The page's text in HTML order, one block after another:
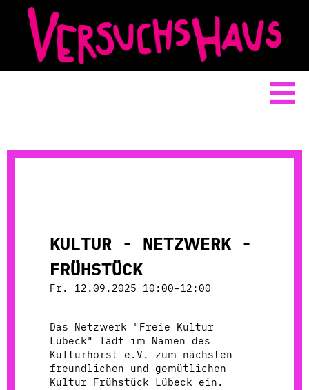
KULTUR - NETZWERK -
FRÜHSTÜCK
Fr. 12.09.2025 10:00–12:00
Das Netzwerk "Freie Kultur
Lübeck" lädt im Namen des
Kulturhorst e.V. zum nächsten
freundlichen und gemütlichen
Kultur Frühstück Lübeck ein.